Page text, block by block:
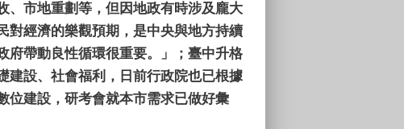
、市地重劃等，但因地政有時涉及龐大
對經濟的樂觀預期，是中央與地方持續
府帶動良性循環很重要。」；臺中升格
建設、社會福利，日前行政院也已根據
位建設，研考會就本市需求已做好彙